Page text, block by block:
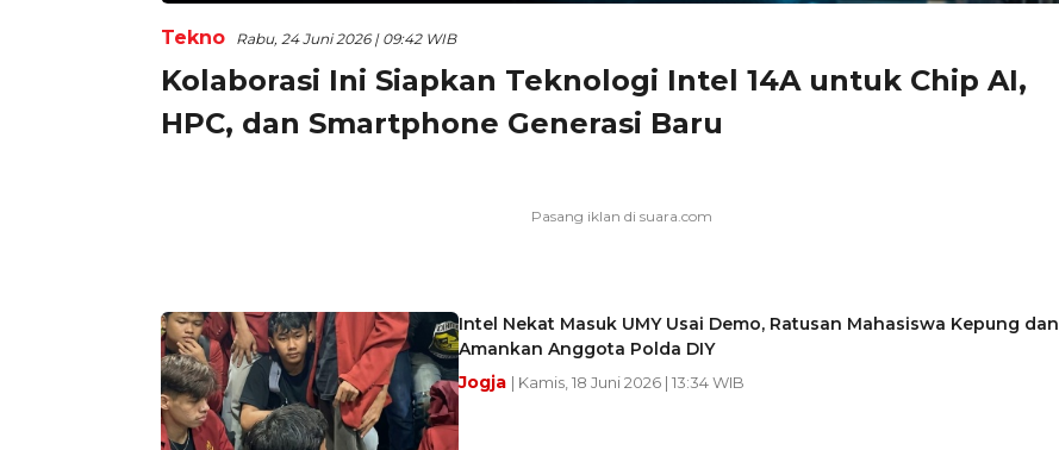
Tekno Rabu, 24 Juni 2026 | 09:42 WIB
Kolaborasi Ini Siapkan Teknologi Intel 14A untuk Chip AI,
HPC, dan Smartphone Generasi Baru
Intel Nekat Masuk UMY Usai Demo, Ratusan Mahasiswa Kepung dan
Amankan Anggota Polda DIY
Jogja | Kamis, 18 Juni 2026 | 13:34 WIB